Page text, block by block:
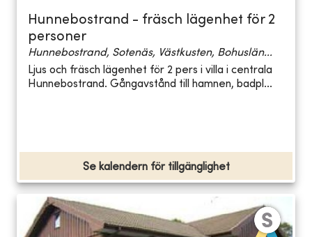
Hunnebostrand - fräsch lägenhet för 2
personer
Hunnebostrand, Sotenäs, Västkusten, Bohuslän...
Ljus och fräsch lägenhet för 2 pers i villa i centrala
Hunnebostrand. Gångavstånd till hamnen, badpl...
Se kalendern för tillgänglighet